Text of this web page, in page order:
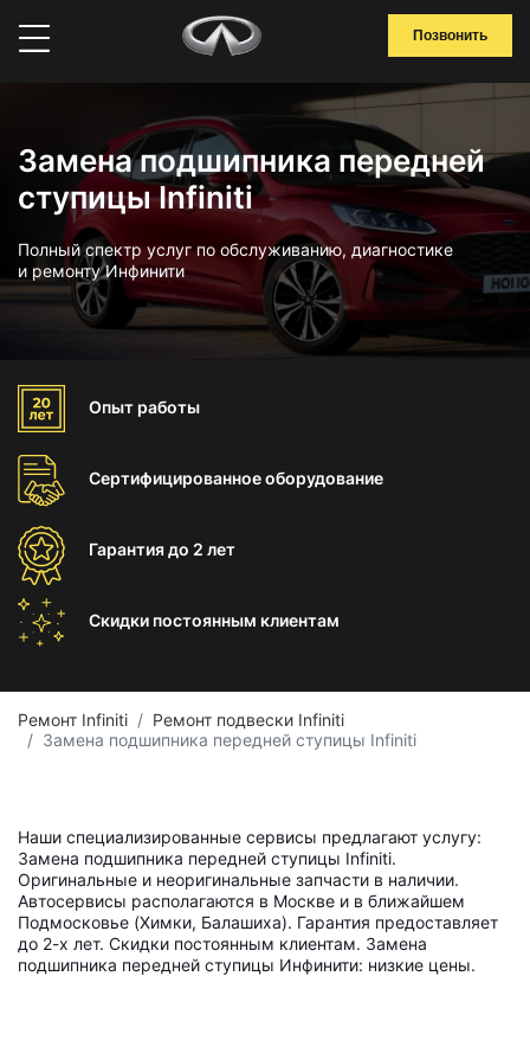
Позвонить
Замена подшипника передней
ступицы Infiniti
Полный спектр услуг по обслуживанию, диагностике
и ремонту Инфинити
Опыт работы
Сертифицированноеоборудование
Гарантиядо 2 лет
Скидки постоянным клиентам
Ремонт Infiniti
Ремонт подвески Infiniti
Замена подшипника передней ступицы Infiniti
Наши специализированные сервисы предлагают услугу:
Замена подшипника передней ступицы Infiniti.
Оригинальные и неоригинальные запчасти в наличии.
Автосервисы располагаются в Москве и в ближайшем
Подмосковье (Химки, Балашиха). Гарантия предоставляет
до 2-х лет. Скидки постоянным клиентам. Замена
подшипника передней ступицы Инфинити: низкие цены.